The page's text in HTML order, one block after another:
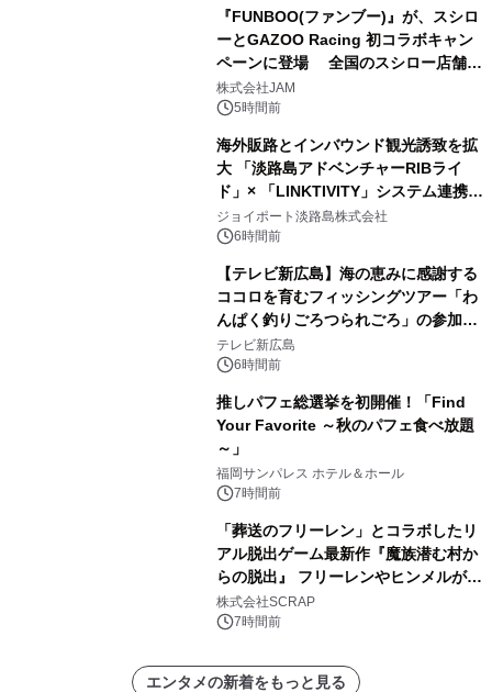
『FUNBOO(ファンブー)』が、スシロ
ーとGAZOO Racing 初コラボキャン
ペーンに登場 全国のスシロー店舗で
GR 4車種の FUNBOO(ミニカー)付き
メニューが展開されます
株式会社JAM
5時間前
海外販路とインバウンド観光誘致を拡
大 「淡路島アドベンチャーRIBライ
ド」× 「LINKTIVITY」システム連携を
開始！
ジョイポート淡路島株式会社
6時間前
【テレビ新広島】海の恵みに感謝する
ココロを育むフィッシングツアー「わ
んぱく釣りごろつられごろ」の参加小
学生を募集
テレビ新広島
6時間前
推しパフェ総選挙を初開催！「Find
Your Favorite ～秋のパフェ食べ放題
～」
福岡サンパレス ホテル＆ホール
7時間前
「葬送のフリーレン」とコラボしたリ
アル脱出ゲーム最新作『魔族潜む村か
らの脱出』 フリーレンやヒンメルが武
器を手に魔族を見据える描き下ろしメ
インビジュアル公開
株式会社SCRAP
7時間前
エンタメの新着をもっと見る